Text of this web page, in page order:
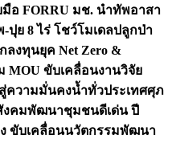
มือ FORRU มช. นำทัพอาสา
ปุย 8 ไร่ โชว์โมเดลปลูกป่า
ลงทุนยุค Net Zero &
MOU ขับเคลื่อนงานวิจัย
ความมั่นคงน้ำทั่วประเทศศุภ
งคมพัฒนาชุมชนดีเด่น ปี
ง ขับเคลื่อนนวัตกรรมพัฒนา